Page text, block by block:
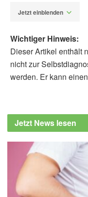
Jetzt einblenden
Oude
Smidt:
incident
lifelines
European
Wichtiger Hinweis:
Dieser Artikel enthält
nicht zur
werden. Er kann
Jetzt News lesen